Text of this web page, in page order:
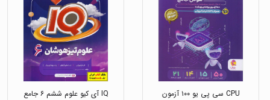
CPU سی پی یو ۱۰۰ آزمون
IQ آی کیو علوم ششم ۶ جامع